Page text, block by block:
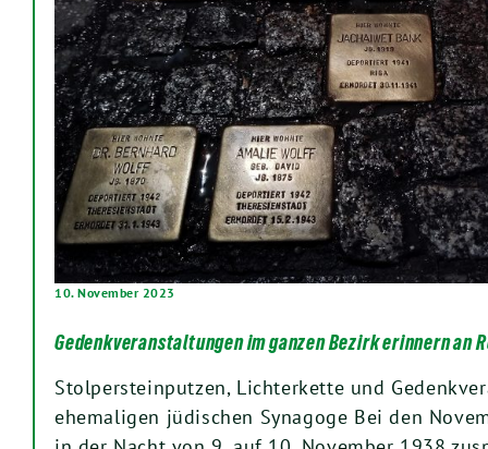
10. November 2023
Gedenkveranstaltungen im ganzen Bezirk erinnern an
Stolpersteinputzen, Lichterkette und
ehemaligen jüdischen Synagoge Bei den